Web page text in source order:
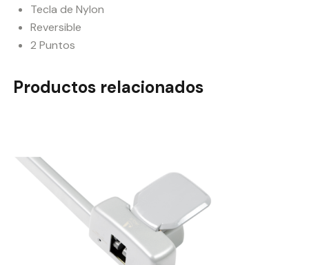
Tecla de Nylon
Reversible
2 Puntos
Productos relacionados